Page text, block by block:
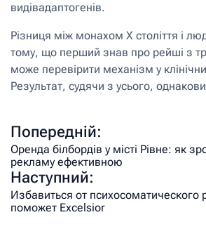
видівадаптогенів.
Різниця між монахом X століття і
тому, що перший знав про рейші з
може перевірити механізм у
Результат, судячи з усього,
Попередній:
Оренда білбордів у місті Рівне: як
рекламу ефективною
Наступний:
Избавиться от психосоматического
поможет Excelsior